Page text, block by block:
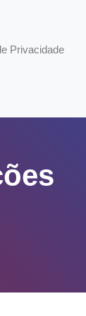
Privacidade